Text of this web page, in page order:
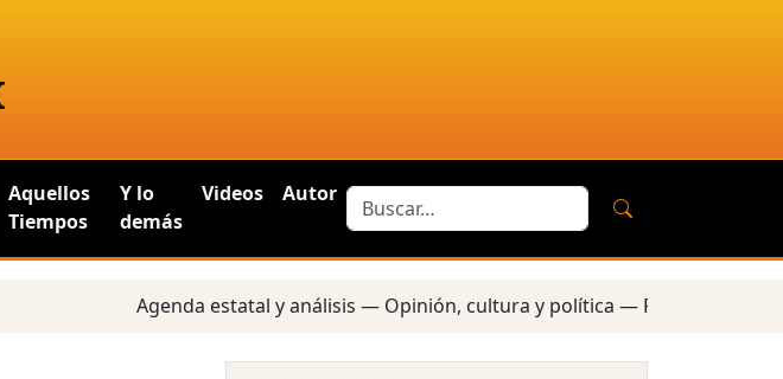
Aquellos
Tiempos
Y lo
demás
Videos Autor
Agenda estatal y análisis — Opinión, cultura y política — Reportes locales —